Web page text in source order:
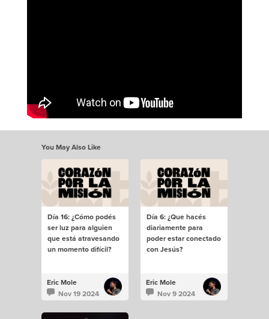
You May Also Like
Día 16: ¿Cómo podés
ser luz para alguien
que está atravesando
un momento difícil?
Eric Mole
Nov 19 2024
Día 6: ¿Que hacés
diariamente para
poder estar conectado
con Jesús?
Eric Mole
Nov 9 2024